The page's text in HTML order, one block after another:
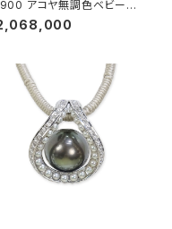
アコヤ無調色ベビーパ
ダイヤモンド ネックレス・
ーチ・ペンダントヘッド